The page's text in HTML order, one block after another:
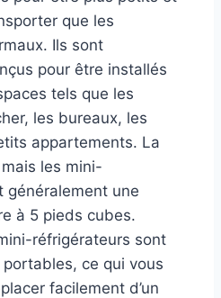
que les
Ils sont
pour être installés
tels que les
les bureaux, les
appartements. La
les mini-
généralement une
à 5 pieds cubes.
réfrigérateurs sont
ce qui vous
facilement d’un